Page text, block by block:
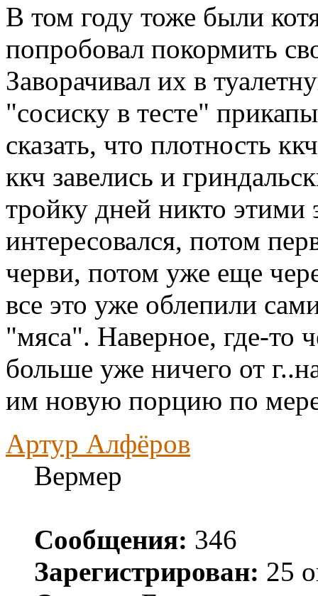
В том году тоже были
попробовал покормить
Заворачивал их в
"сосиску в тесте"
сказать, что плотность
ккч завелись и
тройку дней никто этими
интересовался, потом
черви, потом уже еще
все это уже облепили
"мяса". Наверное, где-то
больше уже ничего от
им новую порцию по
Артур Алфёров
Вермер
Сообщения: 346
Зарегистрирован: 25